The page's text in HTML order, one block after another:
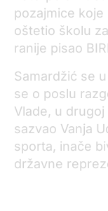
pozajmice
oštetio školu
ranije pisao
Samardžić se
se o poslu
Vlade, u
sazvao Vanja
sporta, inače
državne